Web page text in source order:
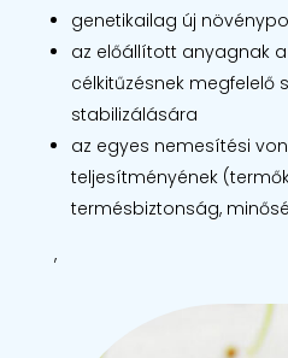
genetikailag új
az előállított anyagnak
célkitűzésnek megfelelő
stabilizálására
az egyes nemesítési
teljesítményének
termésbiztonság,
,